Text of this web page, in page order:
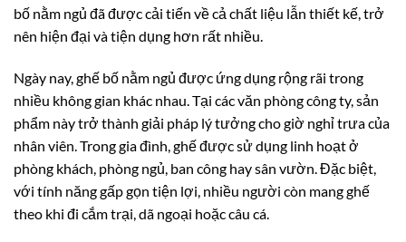
bố nằm ngủ đã được cải tiến về cả chất liệu lẫn thiết kế, trở
nên hiện đại và tiện dụng hơn rất nhiều.
Ngày nay, ghế bố nằm ngủ được ứng dụng rộng rãi trong
nhiều không gian khác nhau. Tại các văn phòng công ty, sản
phẩm này trở thành giải pháp lý tưởng cho giờ nghỉ trưa của
nhân viên. Trong gia đình, ghế được sử dụng linh hoạt ở
phòng khách, phòng ngủ, ban công hay sân vườn. Đặc biệt,
với tính năng gấp gọn tiện lợi, nhiều người còn mang ghế
theo khi đi cắm trại, dã ngoại hoặc câu cá.